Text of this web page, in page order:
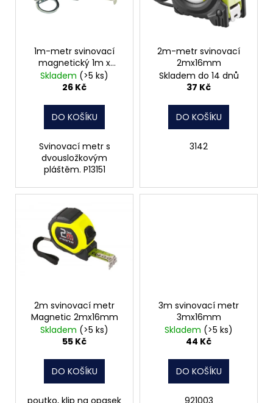
1m-metr svinovací
magnetický 1m x
6mm
Skladem (>5 ks)
26 Kč
DO KOŠÍKU
Svinovací metr s
dvousložkovým
pláštěm. P13151
2m-metr svinovací
2mx16mm
Skladem do 14 dnů
37 Kč
DO KOŠÍKU
3142
2m svinovací metr
Magnetic 2mx16mm
Skladem (>5 ks)
55 Kč
DO KOŠÍKU
3m svinovací metr
3mx16mm
Skladem (>5 ks)
44 Kč
DO KOŠÍKU